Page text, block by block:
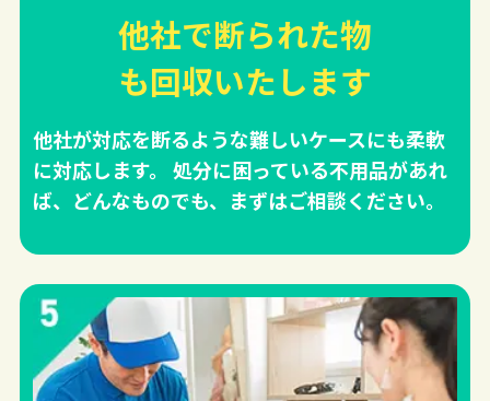
他社で断られた物
も回収いたします
他社が対応を断るような難しいケースにも柔軟
に対応します。 処分に困っている不用品があれ
ば、どんなものでも、まずはご相談ください。